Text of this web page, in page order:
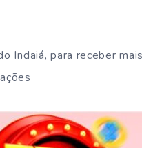
Indaiá, para receber